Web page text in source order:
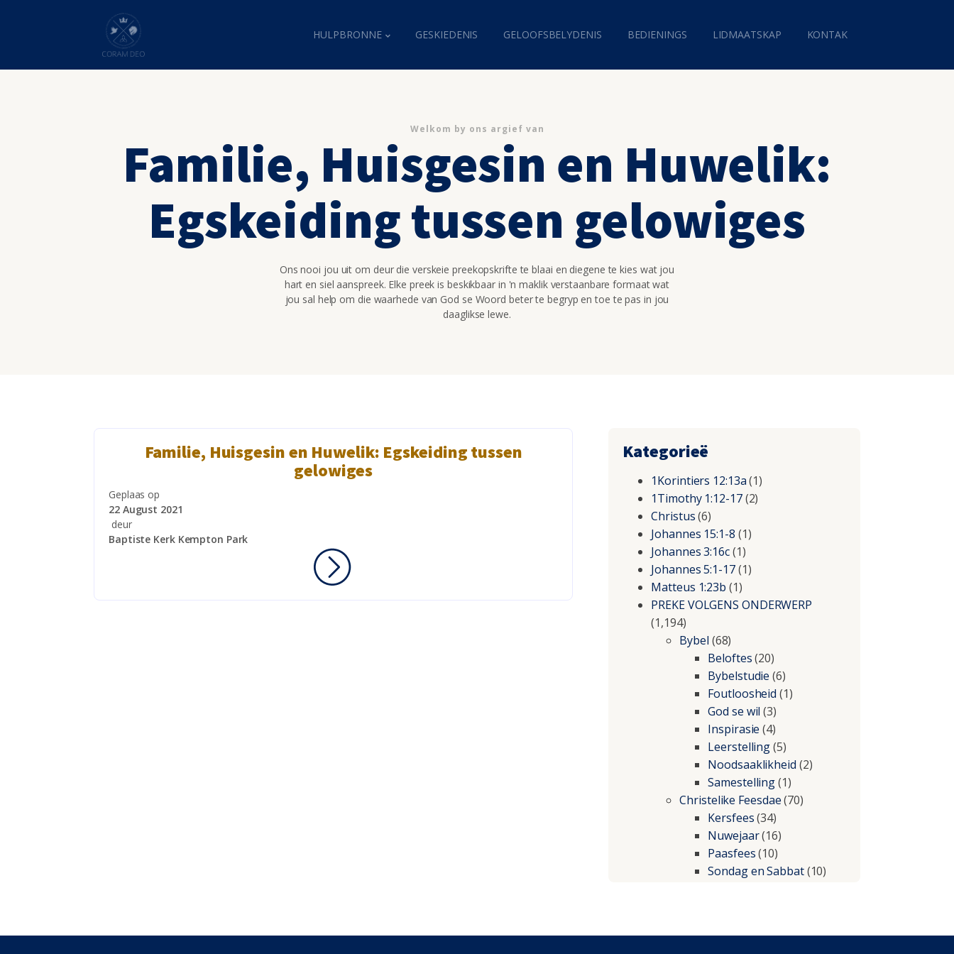
HULPBRONNE GESKIEDENIS GELOOFSBELYDENIS BEDIENINGS LIDMAATSKAP KONTAK
Welkom by ons argief van
Familie, Huisgesin en Huwelik:
Egskeiding tussen gelowiges
Ons nooi jou uit om deur die verskeie preekopskrifte te blaai en diegene te kies wat jou
hart en siel aanspreek. Elke preek is beskikbaar in 'n maklik verstaanbare formaat wat
jou sal help om die waarhede van God se Woord beter te begryp en toe te pas in jou
daaglikse lewe.
Familie, Huisgesin en Huwelik: Egskeiding tussen
gelowiges
Geplaas op
22 August 2021
deur
Baptiste Kerk Kempton Park
Kategorieë
1Korintiers 12:13a(1)
1Timothy 1:12-17(2)
Christus(6)
Johannes 15:1-8 (1)
Johannes 3:16c(1)
Johannes 5:1-17(1)
Matteus 1:23b (1)
PREKE VOLGENS ONDERWERP
(1,194)
Bybel (68)
Beloftes(20)
Bybelstudie (6)
Foutloosheid (1)
God se wil (3)
Inspirasie (4)
Leerstelling(5)
Noodsaaklikheid (2)
Samestelling(1)
Christelike Feesdae(70)
Kersfees(34)
Nuwejaar(16)
Paasfees(10)
Sondag en Sabbat(10)